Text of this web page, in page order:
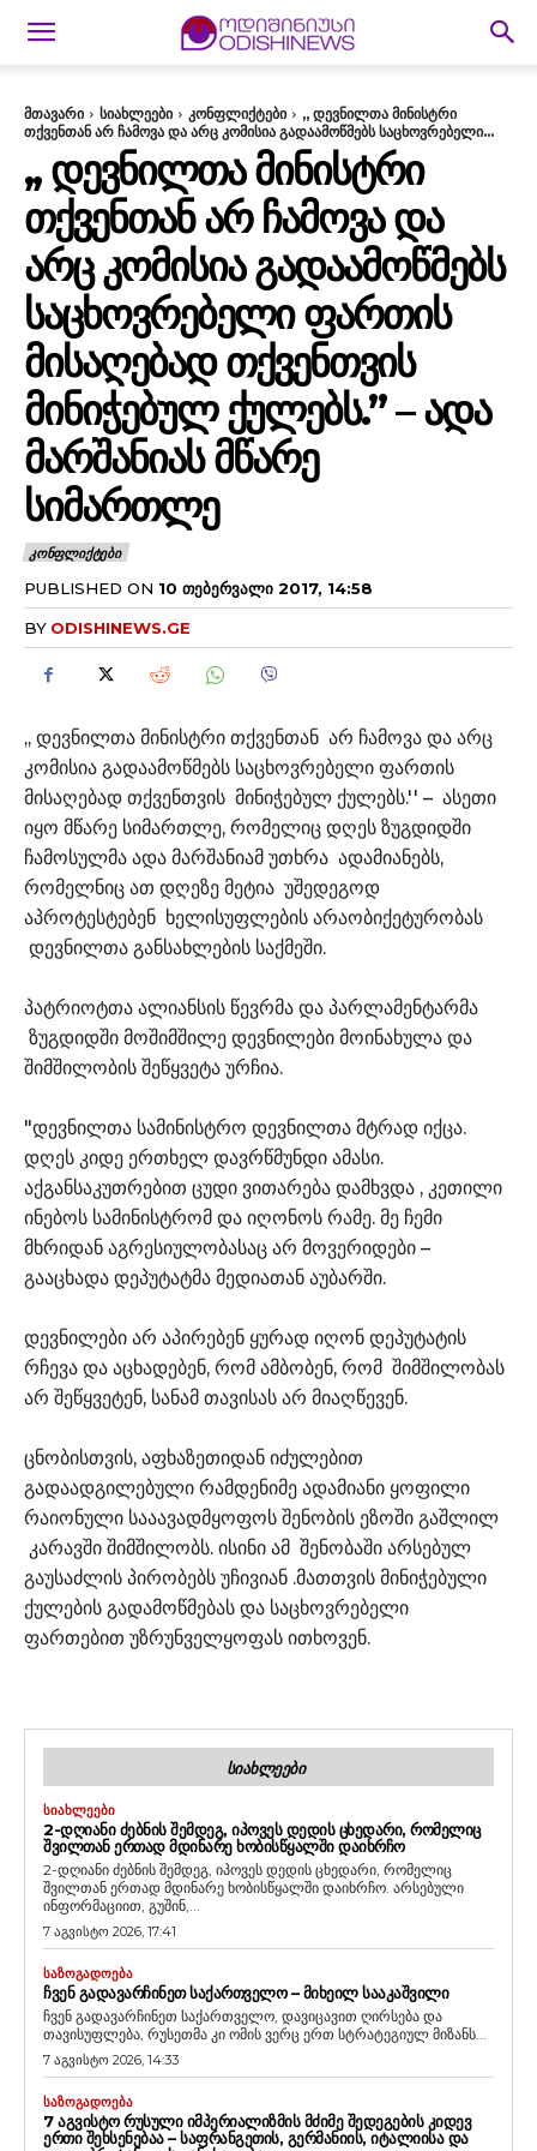
მთავარი სიახლეები კონფლიქტები
,, დევნილთა მინისტრი
თქვენთან არ ჩამოვა და არც კომისია გადაამოწმებს საცხოვრებელი...
,, ᲓᲔᲕᲜᲘᲚᲗᲐ ᲛᲘᲜᲘᲡᲢᲠᲘ
ᲗᲥᲕᲔᲜᲗᲐᲜ ᲐᲠ ᲩᲐᲛᲝᲕᲐ ᲓᲐ
ᲐᲠᲪ ᲙᲝᲛᲘᲡᲘᲐ ᲒᲐᲓᲐᲐᲛᲝᲬᲛᲔᲑᲡ
ᲡᲐᲪᲮᲝᲕᲠᲔᲑᲔᲚᲘ ᲤᲐᲠᲗᲘᲡ
ᲛᲘᲡᲐᲦᲔᲑᲐᲓ ᲗᲥᲕᲔᲜᲗᲕᲘᲡ
ᲛᲘᲜᲘᲭᲔᲑᲣᲚ ᲥᲣᲚᲔᲑᲡ.” – ᲐᲓᲐ
ᲛᲐᲠᲨᲐᲜᲘᲐᲡ ᲛᲬᲐᲠᲔ
ᲡᲘᲛᲐᲠᲗᲚᲔ
ᲙᲝᲜᲤᲚᲘᲥᲢᲔᲑᲘ
PUBLISHED ON 10 ᲗᲔᲑᲔᲠᲕᲐᲚᲘ 2017, 14:58
BY ODISHINEWS.GE
,, დევნილთა მინისტრი თქვენთან არ ჩამოვა და არც
კომისია გადაამოწმებს საცხოვრებელი ფართის
მისაღებად თქვენთვის მინიჭებულ ქულებს.'' – ასეთი
იყო მწარე სიმართლე, რომელიც დღეს ზუგდიდში
ჩამოსულმა ადა მარშანიამ უთხრა ადამიანებს,
რომელნიც ათ დღეზე მეტია უშედეგოდ
აპროტესტებენ ხელისუფლების არაობიქეტურობას
დევნილთა განსახლების საქმეში.
პატრიოტთა ალიანსის წევრმა და პარლამენტარმა
ზუგდიდში მოშიმშილე დევნილები მოინახულა და
შიმშილობის შეწყვეტა ურჩია.
"დევნილთა სამინისტრო დევნილთა მტრად იქცა.
დღეს კიდე ერთხელ დავრწმუნდი ამასი.
აქგანსაკუთრებით ცუდი ვითარება დამხვდა , კეთილი
ინებოს სამინისტრომ და იღონოს რამე. მე ჩემი
მხრიდან აგრესიულობასაც არ მოვერიდები –
გააცხადა დეპუტატმა მედიათან აუბარში.
დევნილები არ აპირებენ ყურად იღონ დეპუტატის
რჩევა და აცხადებენ, რომ ამბობენ, რომ შიმშილობას
არ შეწყვეტენ, სანამ თავისას არ მიაღწევენ.
ცნობისთვის, აფხაზეთიდან იძულებით
გადაადგილებული რამდენიმე ადამიანი ყოფილი
რაიონული სააავადმყოფოს შენობის ეზოში გაშლილ
კარავში შიმშილობს. ისინი ამ შენობაში არსებულ
გაუსაძლის პირობებს უჩივიან .მათთვის მინიჭებული
ქულების გადამოწმებას და საცხოვრებელი
ფართებით უზრუნველყოფას ითხოვენ.
ᲡᲘᲐᲮᲚᲔᲔᲑᲘ
ᲡᲘᲐᲮᲚᲔᲔᲑᲘ
2-ᲓᲦᲘᲐᲜᲘ ᲫᲔᲑᲜᲘᲡ ᲨᲔᲛᲓᲔᲒ, ᲘᲞᲝᲕᲔᲡ ᲓᲔᲓᲘᲡ ᲪᲮᲔᲓᲐᲠᲘ, ᲠᲝᲛᲔᲚᲘᲪ
ᲨᲕᲘᲚᲗᲐᲜ ᲔᲠᲗᲐᲓ ᲛᲓᲘᲜᲐᲠᲔ ᲮᲝᲑᲘᲡᲬᲧᲐᲚᲨᲘ ᲓᲐᲘᲮᲠᲩᲝ
2-დღიანი ძებნის შემდეგ, იპოვეს დედის ცხედარი, რომელიც
შვილთან ერთად მდინარე ხობისწყალში დაიხრჩო. არსებული
ინფორმაციით, გუშინ,...
7 აგვისტო 2026, 17:41
ᲡᲐᲖᲝᲒᲐᲓᲝᲔᲑᲐ
ᲩᲕᲔᲜ ᲒᲐᲓᲐᲕᲐᲠᲩᲘᲜᲔᲗ ᲡᲐᲥᲐᲠᲗᲕᲔᲚᲝ – ᲛᲘᲮᲔᲘᲚ ᲡᲐᲐᲙᲐᲨᲕᲘᲚᲘ
ჩვენ გადავარჩინეთ საქართველო, დავიცავით ღირსება და
თავისუფლება, რუსეთმა კი ომის ვერც ერთ სტრატეგიულ მიზანს...
7 აგვისტო 2026, 14:33
ᲡᲐᲖᲝᲒᲐᲓᲝᲔᲑᲐ
7 ᲐᲒᲕᲘᲡᲢᲝ ᲠᲣᲡᲣᲚᲘ ᲘᲛᲞᲔᲠᲘᲐᲚᲘᲖᲛᲘᲡ ᲛᲫᲘᲛᲔ ᲨᲔᲓᲔᲒᲔᲑᲘᲡ ᲙᲘᲓᲔᲕ
ᲔᲠᲗᲘ ᲨᲔᲮᲡᲔᲜᲔᲑᲐᲐ – ᲡᲐᲤᲠᲐᲜᲒᲔᲗᲘᲡ, ᲒᲔᲠᲛᲐᲜᲘᲘᲡ, ᲘᲢᲐᲚᲘᲘᲡᲐ ᲓᲐ